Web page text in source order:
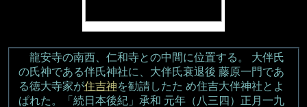
龍安寺の南西、仁和寺との中間に位置する。 大伴氏
の氏神である伴氏神社に、大伴氏衰退後 藤原一門であ
る徳大寺家が住吉神を勧請したた め住吉大伴神社とよ
ぱれた。「続日本後紀」承和 元年（八三四）正月一九